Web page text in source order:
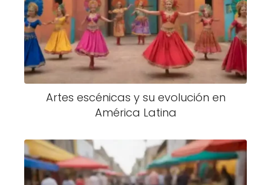
Artes escénicas y su evolución en
América Latina